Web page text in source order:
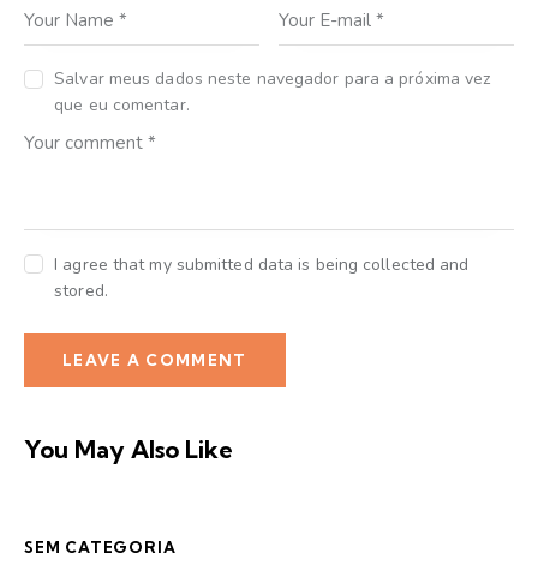
Salvar meus dados neste navegador para a próxima vez
que eu comentar.
I agree that my submitted data is being collected and
stored.
You May Also Like
SEM CATEGORIA